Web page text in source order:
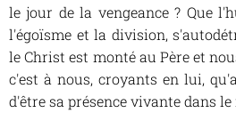
le jour de la vengeance ? Que
l'égoïsme et la division,
le Christ est monté au Père et
c'est à nous, croyants en lui,
d'être sa présence vivante dans le